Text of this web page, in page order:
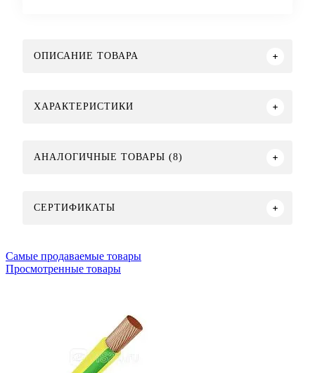
ОПИСАНИЕ ТОВАРА
ХАРАКТЕРИСТИКИ
АНАЛОГИЧНЫЕ ТОВАРЫ (8)
СЕРТИФИКАТЫ
Самые продаваемые товары
Просмотренные товары